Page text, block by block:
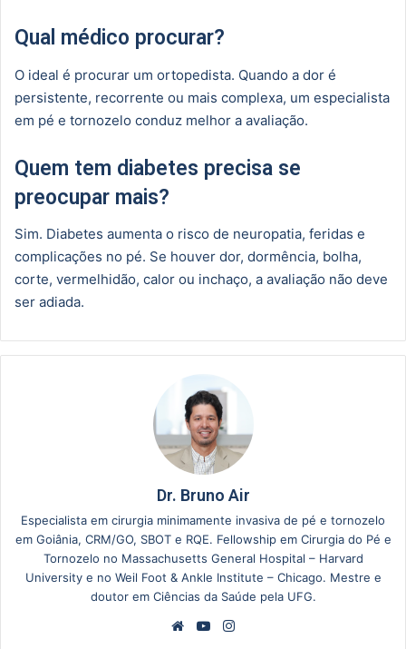
Qual médico procurar?
O ideal é procurar um ortopedista. Quando a dor é
persistente, recorrente ou mais complexa, um especialista
em pé e tornozelo conduz melhor a avaliação.
Quem tem diabetes precisa se
preocupar mais?
Sim. Diabetes aumenta o risco de neuropatia, feridas e
complicações no pé. Se houver dor, dormência, bolha,
corte, vermelhidão, calor ou inchaço, a avaliação não deve
ser adiada.
Dr. Bruno Air
Especialista em cirurgia minimamente invasiva de pé e tornozelo
em Goiânia, CRM/GO, SBOT e RQE. Fellowship em Cirurgia do Pé e
Tornozelo no Massachusetts General Hospital – Harvard
University e no Weil Foot & Ankle Institute – Chicago. Mestre e
doutor em Ciências da Saúde pela UFG.
WebsiteYouTube